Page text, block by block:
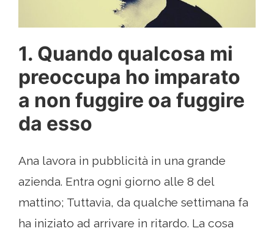
1. Quando qualcosa mi
preoccupa ho imparato
a non fuggire oa fuggire
da esso
Ana lavora in pubblicità in una grande
azienda. Entra ogni giorno alle 8 del
mattino; Tuttavia, da qualche settimana fa
ha iniziato ad arrivare in ritardo. La cosa